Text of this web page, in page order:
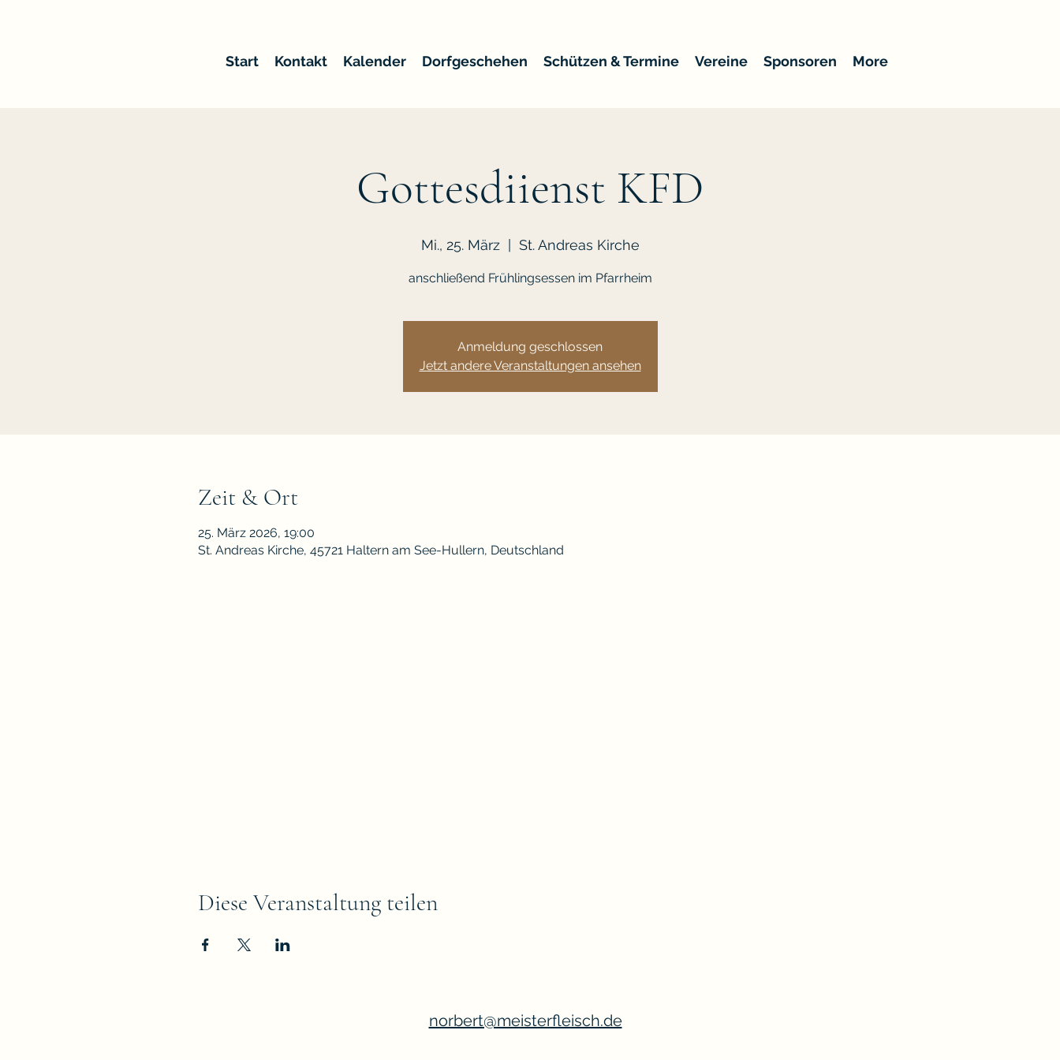
Start Kontakt Kalender Dorfgeschehen Schützen & Termine Vereine Sponsoren More
Gottesdiienst KFD
Mi., 25. März
  |
St. Andreas Kirche
anschließend Frühlingsessen im Pfarrheim
Anmeldung geschlossen
Jetzt andere Veranstaltungen ansehen
Zeit & Ort
25. März 2026, 19:00
St. Andreas Kirche, 45721 Haltern am See-Hullern, Deutschland
Diese Veranstaltung teilen
norbert@meisterfleisch.de